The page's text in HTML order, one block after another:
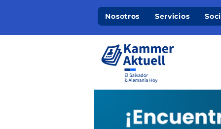
Nosotros Servicios